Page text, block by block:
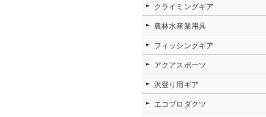
クライミングギア
農林水産業用具
フィッシングギア
アクアスポーツ
沢登り用ギア
エコプロダクツ